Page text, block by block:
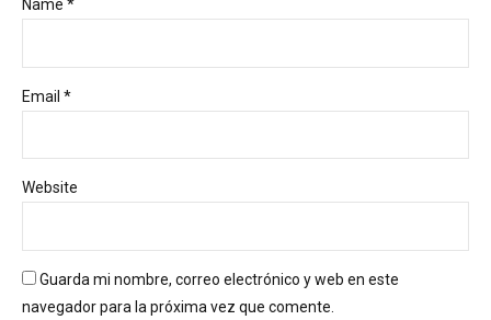
Name *
Email *
Website
Guarda mi nombre, correo electrónico y web en este
navegador para la próxima vez que comente.